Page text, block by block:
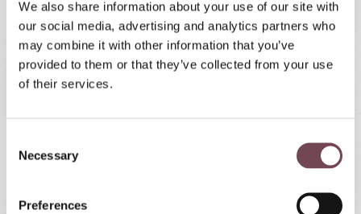
We also share information about your use of our site with
our social media, advertising and analytics partners who
may combine it with other information that you’ve
provided to them or that they’ve collected from your use
of their services.
Necessary
Preferences
Kinderwippschaukel, Bergwerk, Trampolin und
vielem mehr zum Spielen, Lachen und neue Freunde
kennenlernen. Wasserspaß gibt's in unserem
eigenen Schwimmteich mit großer Liegewiese zum
Mehr erfahren